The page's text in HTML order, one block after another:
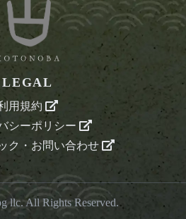
LEGAL
用規約
シーポリシー
ク・お問い合わせ
llc. All Rights Reserved.